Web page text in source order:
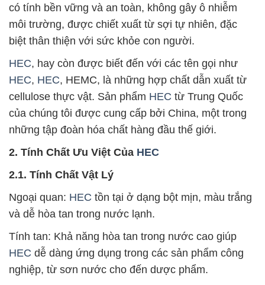
có tính bền vững và an toàn, không gây ô nhiễm
môi trường, được chiết xuất từ sợi tự nhiên, đặc
biệt thân thiện với sức khỏe con người.
HEC, hay còn được biết đến với các tên gọi như
HEC, HEC, HEMC, là những hợp chất dẫn xuất từ
cellulose thực vật. Sản phẩm HEC từ Trung Quốc
của chúng tôi được cung cấp bởi China, một trong
những tập đoàn hóa chất hàng đầu thế giới.
2. Tính Chất Ưu Việt Của HEC
2.1. Tính Chất Vật Lý
Ngoại quan: HEC tồn tại ở dạng bột mịn, màu trắng
và dễ hòa tan trong nước lạnh.
Tính tan: Khả năng hòa tan trong nước cao giúp
HEC dễ dàng ứng dụng trong các sản phẩm công
nghiệp, từ sơn nước cho đến dược phẩm.